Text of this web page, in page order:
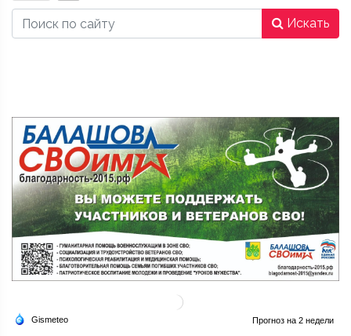
Искать